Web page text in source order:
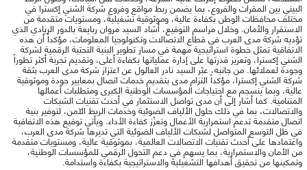
البيني بين المقرات والفروع، بما يضمن ربط مواقع وفروع شركة الشني إكسترا في
مختلف محافظات الوطن بكفاءة عالية، وموثوقية تشغيلية، ومستويات متقدمة من
الاستقرار والأمان. وخلال مراسم التوقيع، أشاد السيد مروان ربايعة بالدور الريادي الذي
تؤديه شركة مدى العرب في قطاع الاتصالات وتكنولوجيا المعلومات، مؤكداً أن هذه
الاتفاقية تمثل خطوة استراتيجية مهمة في مسار تطوير البنية التحتية الرقمية لشركة
الشني إكسترا، وتعزيز قدرتها على إدارة عملياتها بكفاءة أعلى، وتقديم تجربة أكثر تطوراً
وجودة لعملائها. من جانبه، عبّر السيد نادر العالول عن اعتزاز شركة مدى العرب بثقة
شركة الشني إكسترا، مؤكداً التزام مدى بتقديم خدمات اتصال بمعايير جودة وموثوقية
عالية، وبما ينسجم مع احتياجات المؤسسات الوطنية الكبرى ومتطلبات أعمالها
المتنامية. كما أشار إلى أن مدى تواصل الاستثمار في أحدث تقنيات الشبكات
والاتصالات، بما في ذلك حلول الألياف الضوئية وخدمات الربط الآمن، لتوفير بنية
اتصال متقدمة تدعم استمرارية الأعمال وتعزّز كفاءة الأداء. ويأتي توقيع هذه الاتفاقية
في ظل التوسع المتواصل لشبكات الألياف الضوئية التي تديرها شركة مدى العرب،
واعتمادها على أحدث تقنيات الاتصالات العالمية، بموثوقية عالية، ومستويات متقدمة
من الأمان والاستمرارية، بما يسهم في دعم التحول الرقمي للمؤسسات الوطنية،
وتمكينها من تحقيق أهدافها التشغيلية والاستراتيجية بكفاءة واستدامة.